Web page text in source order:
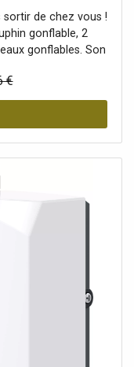
de chez vous !
gonflable, 2
gonflables. Son
et a stocker.
€